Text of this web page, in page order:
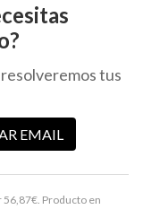
56,87€ . Producto en
tus
EMAIL